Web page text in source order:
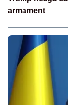
armament